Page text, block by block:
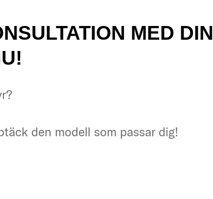
MED DIN
den modell som passar dig!
den modell som passar dig!